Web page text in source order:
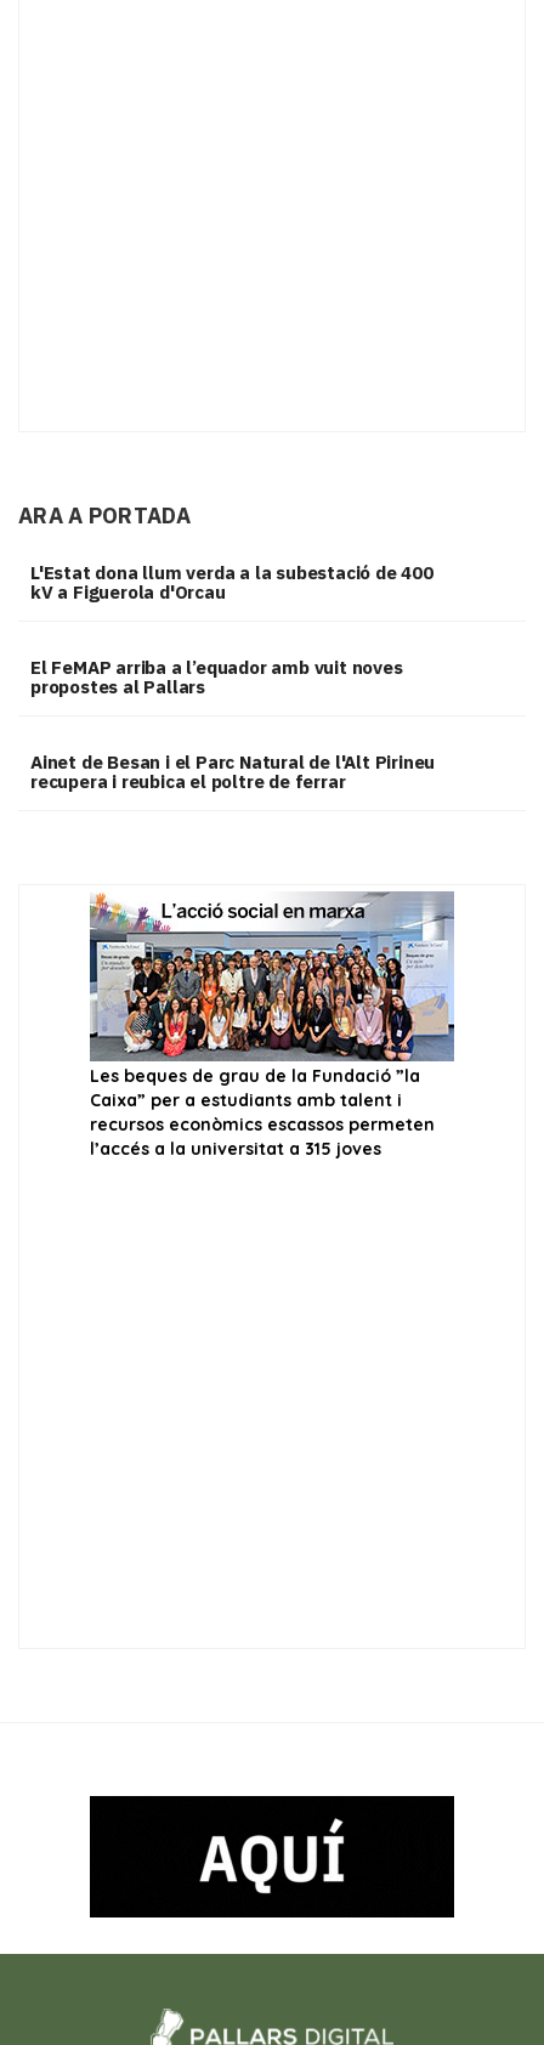
ARA A PORTADA
L'Estat dona llum verda a la subestació de 400
kV a Figuerola d'Orcau
El FeMAP arriba a l’equador amb vuit noves
propostes al Pallars
Ainet de Besan i el Parc Natural de l'Alt Pirineu
recupera i reubica el poltre de ferrar